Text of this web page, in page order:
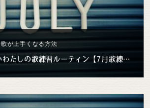
歌が上手くなる方法
誰にも需要が無いわたしの歌練習ルーティン【7月歌練習 #3】